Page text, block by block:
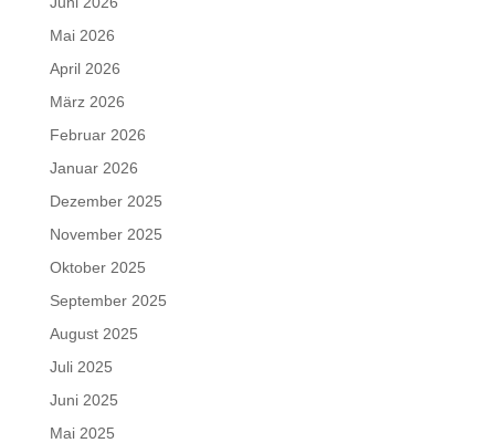
Mai 2026
April 2026
März 2026
Februar 2026
Januar 2026
Dezember 2025
November 2025
Oktober 2025
September 2025
August 2025
Juli 2025
Juni 2025
Mai 2025